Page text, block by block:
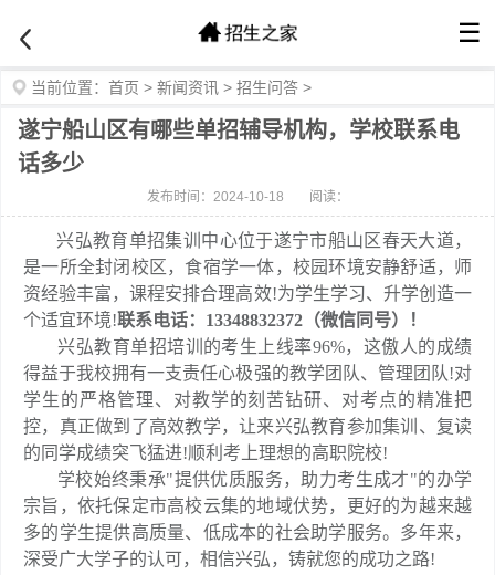
☰
当前位置： 首页 > 新闻资讯 > 招生问答 >
遂宁船山区有哪些单招辅导机构，学校联系电
话多少
发布时间：2024-10-18 阅读：
兴弘教育单招集训中心位于遂宁市船山区春天大道，
是一所全封闭校区，食宿学一体，校园环境安静舒适，师
资经验丰富，课程安排合理高效!为学生学习、升学创造一
个适宜环境!联系电话：13348832372（微信同号）！
兴弘教育单招培训的考生上线率96%，这傲人的成绩
得益于我校拥有一支责任心极强的教学团队、管理团队!对
学生的严格管理、对教学的刻苦钻研、对考点的精准把
控，真正做到了高效教学，让来兴弘教育参加集训、复读
的同学成绩突飞猛进!顺利考上理想的高职院校!
学校始终秉承"提供优质服务，助力考生成才"的办学
宗旨，依托保定市高校云集的地域伏势，更好的为越来越
多的学生提供高质量、低成本的社会助学服务。多年来，
深受广大学子的认可，相信兴弘，铸就您的成功之路!